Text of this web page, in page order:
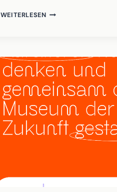
WEITERLESENWWW.DIVERS2023.CH